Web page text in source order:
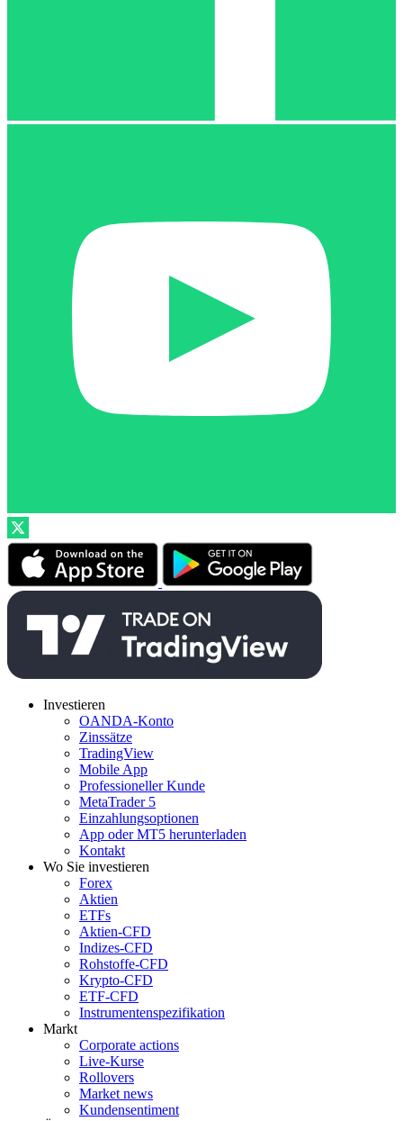
Investieren
OANDA-Konto
Zinssätze
TradingView
Mobile App
Professioneller Kunde
MetaTrader 5
Einzahlungsoptionen
App oder MT5 herunterladen
Kontakt
Wo Sie investieren
Forex
Aktien
ETFs
Aktien-CFD
Indizes-CFD
Rohstoffe-CFD
Krypto-CFD
ETF-CFD
Instrumentenspezifikation
Markt
Corporate actions
Live-Kurse
Rollovers
Market news
Kundensentiment